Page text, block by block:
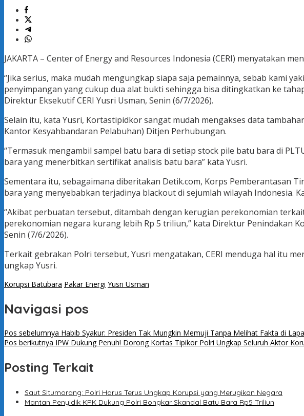
JAKARTA – Center of Energy and Resources Indonesia (CERI) menyatakan
“Jika serius, maka mudah mengungkap siapa saja pemainnya, sebab kami
penyimpangan yang cukup dua alat bukti sehingga bisa ditingkatkan ke
Direktur Eksekutif CERI Yusri Usman, Senin (6/7/2026).
Selain itu, kata Yusri, Kortastipidkor sangat mudah mengakses data
Kantor Kesyahbandaran Pelabuhan) Ditjen Perhubungan.
“Termasuk mengambil sampel batu bara di setiap stock pile batu bara di
bara yang menerbitkan sertifikat analisis batu bara” kata Yusri.
Sementara itu, sebagaimana diberitakan Detik.com, Korps Pemberantasan
bara yang menyebabkan terjadinya blackout di sejumlah wilayah Indonesia.
“Akibat perbuatan tersebut, ditambah dengan kerugian perekonomian
perekonomian negara kurang lebih Rp 5 triliun,” kata Direktur Penindakan
Senin (7/6/2026).
Terkait gebrakan Polri tersebut, Yusri mengatakan, CERI menduga hal itu
ungkap Yusri.
Korupsi Batubara Pakar Energi Yusri Usman
Navigasi pos
Pos sebelumnya Habib Syakur: Presiden Tak Mungkin Memuji Tanpa Melihat Fakta di
Pos berikutnya IPW Dukung Penuh! Dorong Kortas Tipikor Polri Ungkap Seluruh Aktor
Posting Terkait
Saut Situmorang: Polri Harus Terus Ungkap Korupsi yang Merugikan Negara
Mantan Penyidik KPK Dukung Polri Bongkar Skandal Batu Bara Rp5 Triliun